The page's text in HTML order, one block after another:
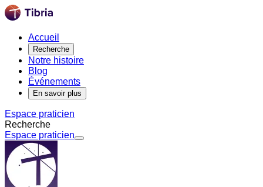
Accueil
Recherche
Notre histoire
Blog
Événements
En savoir plus
Espace praticien
Recherche
Espace praticien